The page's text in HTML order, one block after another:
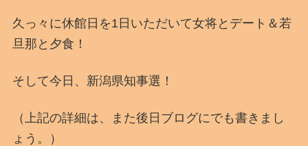
久っ々に休館日を1日いただいて女将とデート＆若
旦那と夕食！
そして今日、新潟県知事選！
（上記の詳細は、また後日ブログにでも書きまし
ょう。）